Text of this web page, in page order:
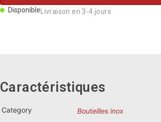
Disponible Livraison en 3-4 jours
Caractéristiques
Category
Bouteilles inox